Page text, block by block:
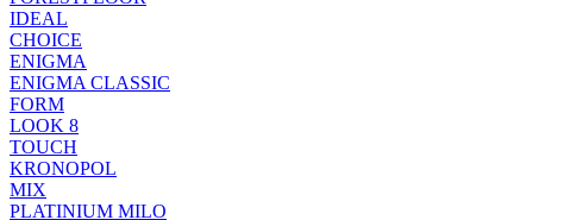
IDEAL
CHOICE
ENIGMA
ENIGMA CLASSIC
FORM
LOOK 8
TOUCH
KRONOPOL
MIX
PLATINIUM MILO